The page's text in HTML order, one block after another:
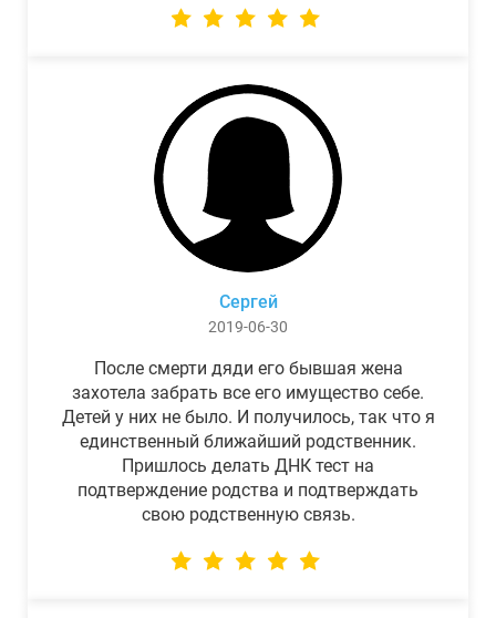
Сергей
2019-06-30
После смерти дяди его бывшая жена
захотела забрать все его имущество себе.
Детей у них не было. И получилось, так что я
единственный ближайший родственник.
Пришлось делать ДНК тест на
подтверждение родства и подтверждать
свою родственную связь.